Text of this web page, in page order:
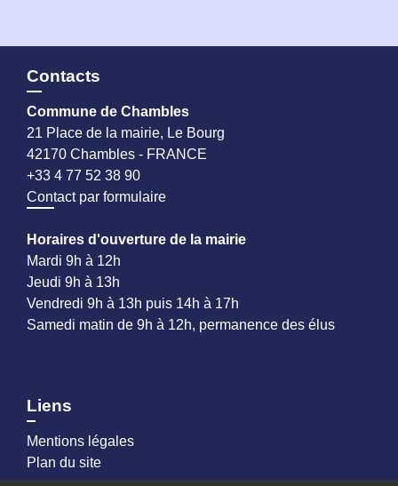
Contacts
Commune de Chambles
21 Place de la mairie, Le Bourg
42170 Chambles - FRANCE
+33 4 77 52 38 90
Contact par formulaire
Horaires d'ouverture de la mairie
Mardi 9h à 12h
Jeudi 9h à 13h
Vendredi 9h à 13h puis 14h à 17h
Samedi matin de 9h à 12h, permanence des élus
Liens
Mentions légales
Plan du site